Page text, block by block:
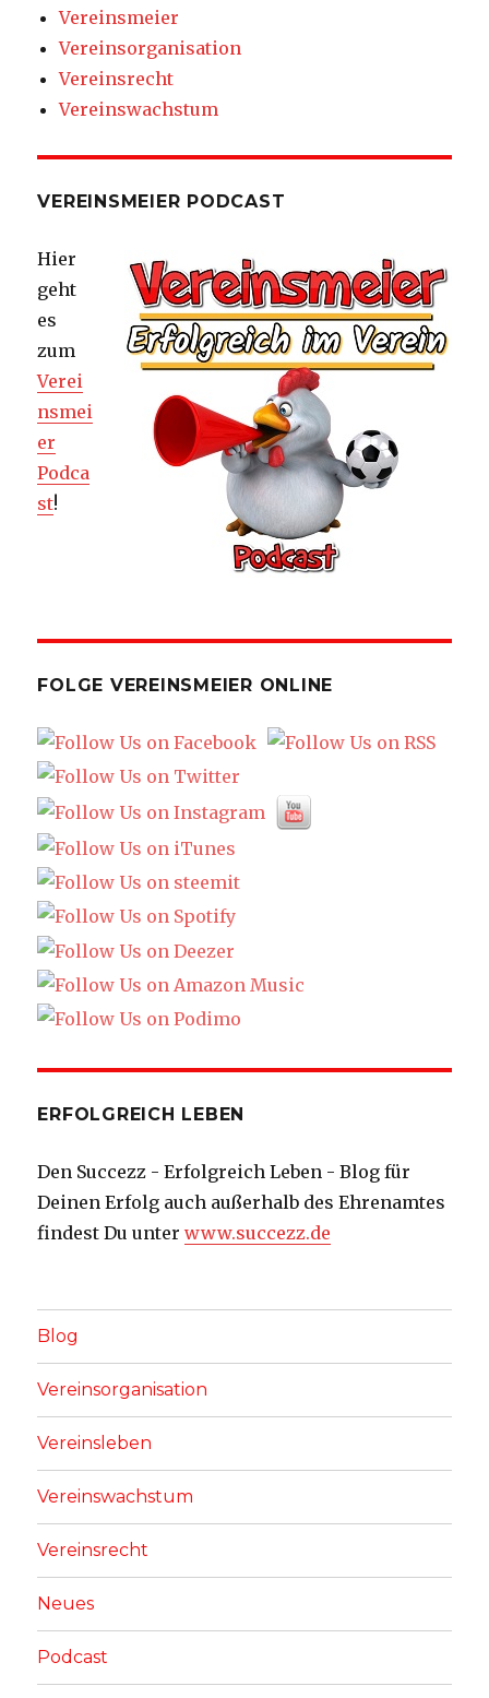
Vereinsmeier
Vereinsorganisation
Vereinsrecht
Vereinswachstum
VEREINSMEIER PODCAST
Hier
geht
es
zum
Verei
nsmei
er
Podca
st!
FOLGE VEREINSMEIER ONLINE
ERFOLGREICH LEBEN
Den Succezz - Erfolgreich Leben - Blog für
Deinen Erfolg auch außerhalb des Ehrenamtes
findest Du unterwww.succezz.de
Blog
Vereinsorganisation
Vereinsleben
Vereinswachstum
Vereinsrecht
Neues
Podcast